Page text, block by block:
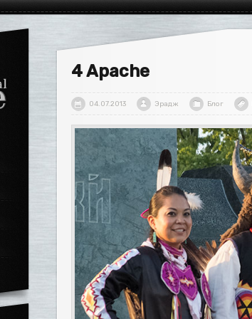
4 Apache
04.07.2013 Эрадж Блог